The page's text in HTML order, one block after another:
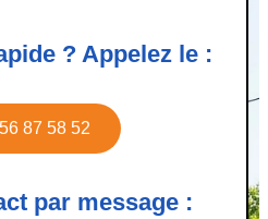
? Appelez le :
87 58 52
par message :